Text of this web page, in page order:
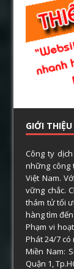
GIỚI THIỆU
Công ty
những công
Việt Nam.
vững chắc.
thám tử tối
hàng tìm
Phạm vi
Phát 24/7 có
Miền Nam:
Quận 1,